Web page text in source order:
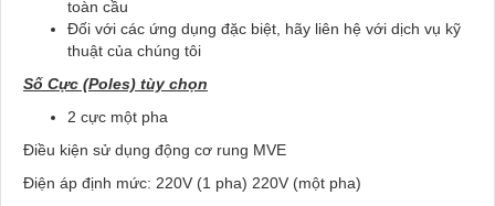
toàn cầu
Đối với các ứng dụng đặc biệt, hãy liên hệ với dịch vụ kỹ
thuật của chúng tôi
Số Cực (Poles) tùy chọn
2 cực một pha
Điều kiện sử dụng động cơ rung MVE
Điện áp định mức: 220V (1 pha) 220V (một pha)